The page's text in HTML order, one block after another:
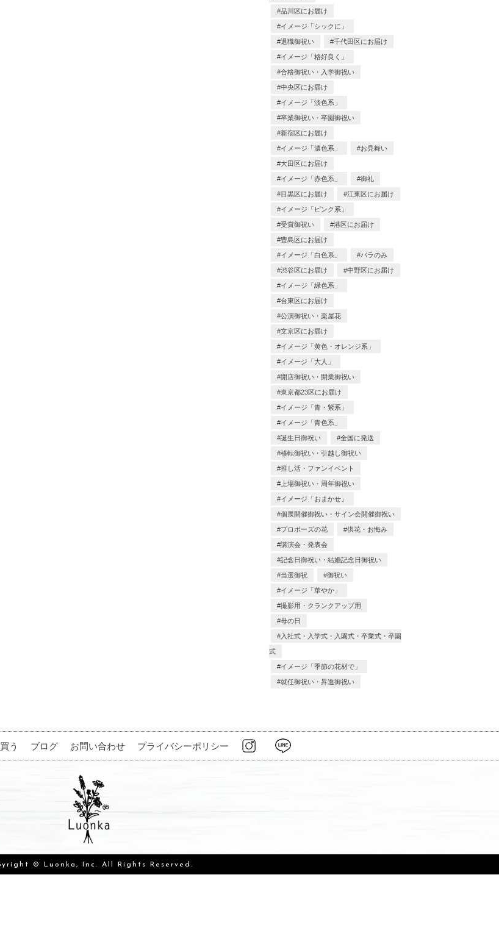
品川区にお届け
イメージ「シックに」
退職御祝い 千代田区にお届け
イメージ「格好良く」
合格御祝い・入学御祝い
中央区にお届け
イメージ「淡色系」
卒業御祝い・卒園御祝い
新宿区にお届け
イメージ「濃色系」 お見舞い
大田区にお届け
イメージ「赤色系」 御礼
目黒区にお届け 江東区にお届け
イメージ「ピンク系」
受賞御祝い 港区にお届け
豊島区にお届け
イメージ「白色系」 バラのみ
渋谷区にお届け 中野区にお届け
イメージ「緑色系」
台東区にお届け
公演御祝い・楽屋花
文京区にお届け
イメージ「黄色・オレンジ系」
イメージ「大人」
開店御祝い・開業御祝い
東京都23区にお届け
イメージ「青・紫系」
イメージ「青色系」
誕生日御祝い 全国に発送
移転御祝い・引越し御祝い
推し活・ファンイベント
上場御祝い・周年御祝い
イメージ「おまかせ」
個展開催御祝い・サイン会開催御祝い
プロポーズの花 供花・お悔み
講演会・発表会
記念日御祝い・結婚記念日御祝い
当選御祝 御祝い
イメージ「華やか」
撮影用・クランクアップ用
母の日
入社式・入学式・入園式・卒業式・卒園
式
イメージ「季節の花材で」
就任御祝い・昇進御祝い
う ブログ お問い合わせ プライバシーポリシー
© Luonka, Inc. All Rights Reserved.